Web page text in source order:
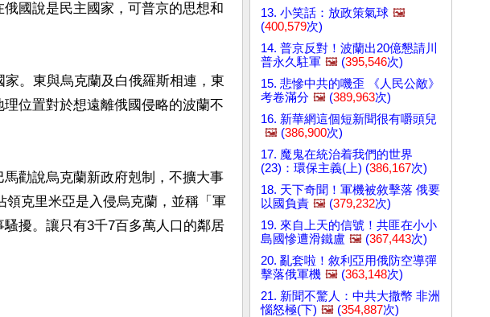
國說是民主國家，可普京的思想和
。東與烏克蘭及白俄羅斯相連，東
位置對於想遠離俄國侵略的波蘭不
勸說烏克蘭新政府剋制，不擴大事
領克里米亞是入侵烏克蘭，並稱「軍
擾。讓只有3千7百多萬人口的鄰居
13. 小笑話：放政策氣球 🖼️
(400,579次)
14. 普京反對！波蘭出20億懇請川
普永久駐軍 🖼️ (395,546次)
15. 悲慘中共的嘰歪 《人民公敵》
考卷滿分 🖼️ (389,963次)
16. 新華網這個短新聞很有嚼頭兒
🖼️ (386,900次)
17. 魔鬼在統治着我們的世界
(23)：環保主義(上) (386,167次)
18. 天下奇聞！軍機被敘擊落 俄要
以國負責 🖼️ (379,232次)
19. 來自上天的信號！共匪在小小
島國慘遭滑鐵盧 🖼️ (367,443次)
20. 亂套啦！敘利亞用俄防空導彈
擊落俄軍機 🖼️ (363,148次)
21. 新聞不驚人：中共大撒幣 非洲
惱怒極(下) 🖼️ (354,887次)